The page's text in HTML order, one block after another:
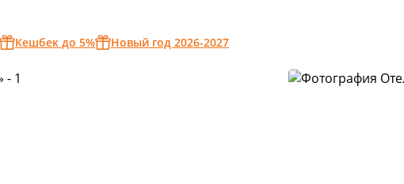
Кешбек до 5% Новый год 2026-2027